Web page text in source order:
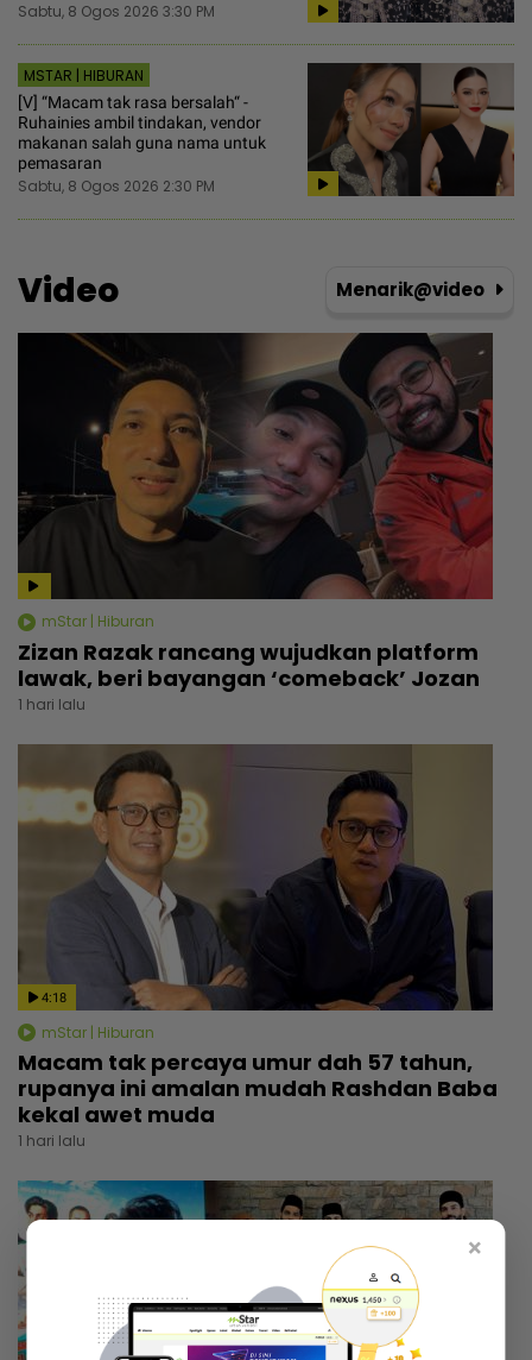
Sabtu, 8 Ogos 2026 3:30 PM
MSTAR | HIBURAN
[V] “Macam tak rasa bersalah“ -
Ruhainies ambil tindakan, vendor
makanan salah guna nama untuk
pemasaran
Sabtu, 8 Ogos 2026 2:30 PM
Video Menarik@video
mStar | Hiburan
Zizan Razak rancang wujudkan platform
lawak, beri bayangan ‘comeback’ Jozan
1 hari lalu
4:18
mStar | Hiburan
Macam tak percaya umur dah 57 tahun,
rupanya ini amalan mudah Rashdan Baba
kekal awet muda
1 hari lalu
×